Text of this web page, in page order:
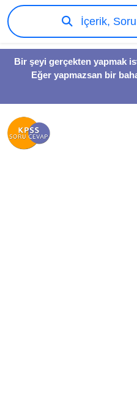
Bir şeyi gerçekten yapmak
Eğer yapmazsan bir
İçerik,